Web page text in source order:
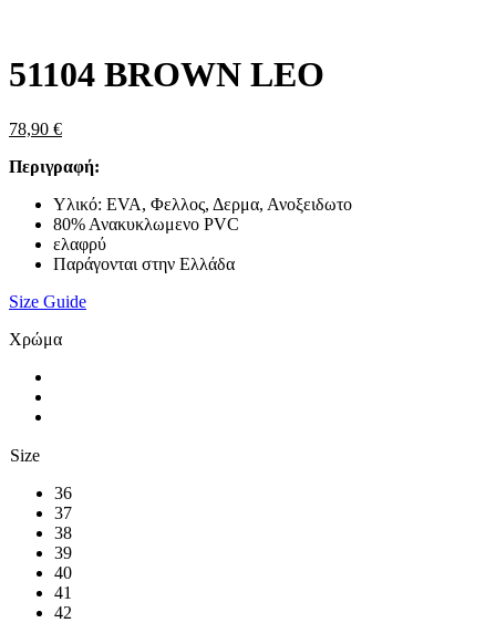
51104 BROWN LEO
78,90 €
Περιγραφή:
Υλικό: EVA, Φελλος, Δερμα, Ανοξειδωτο
80% Ανακυκλωμενο PVC
ελαφρύ
Παράγονται στην Ελλάδα
Size Guide
Χρώμα
Size
36
37
38
39
40
41
42